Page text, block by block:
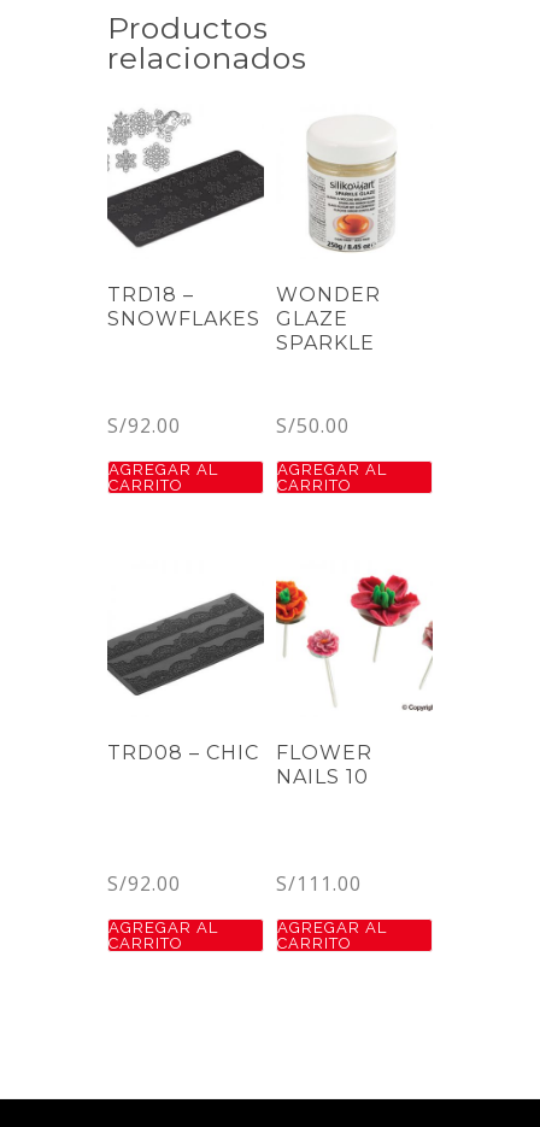
Productos
relacionados
TRD18 –
SNOWFLAKES
S/92.00
AGREGAR AL
CARRITO
WONDER
GLAZE
SPARKLE
S/50.00
AGREGAR AL
CARRITO
TRD08 – CHIC
S/92.00
AGREGAR AL
CARRITO
FLOWER
NAILS 10
S/111.00
AGREGAR AL
CARRITO